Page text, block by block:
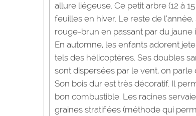
allure liégeuse. Ce petit arbre (12 à
feuilles en hiver. Le reste de
rouge-brun en passant par du jaune
En automne, les enfants adorent
tels des hélicoptères. Ses doubles
sont dispersées par le vent, on
Son bois dur est très décoratif. Il
bon combustible. Les racines
graines stratifiées (méthode qui